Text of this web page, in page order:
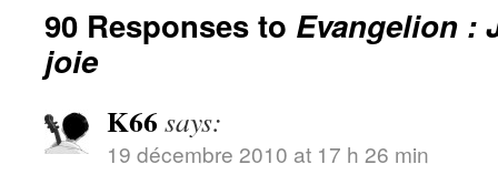
90 Responses to Evangelion :
joie
K66 says:
19 décembre 2010 at 17 h 26 min